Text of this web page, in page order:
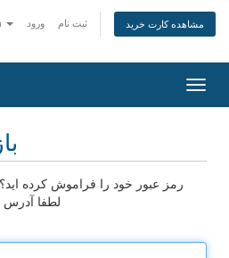
ورود ثبت نام مشاهده کارت خرید
رمز عبور خود را فراموش کرده
لطفا آدرس